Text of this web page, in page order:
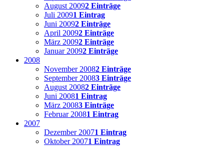
August 20092 Einträge
Juli 20091 Eintrag
Juni 20092 Einträge
April 20092 Einträge
März 20092 Einträge
Januar 20092 Einträge
2008
November 20082 Einträge
September 20083 Einträge
August 20082 Einträge
Juni 20081 Eintrag
März 20083 Einträge
Februar 20081 Eintrag
2007
Dezember 20071 Eintrag
Oktober 20071 Eintrag